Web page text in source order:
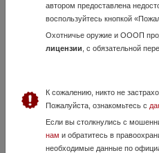
Пистолет МР-654К 32 серия
21 Июля, в 06:50
Продам, наигрался. Партия 2013
настоящего ПМ. Пневмат
Пересыл по полной ...
автором предоставлена
воспользуйтесь кнопкой
Охотничье оружие и ОООП
лицензии , с обязательной
К сожалению, никто не
Пожалуйста, ознакомьтесь с
Если вы столкнулись с
нам и обратитесь в
необходимые данные по